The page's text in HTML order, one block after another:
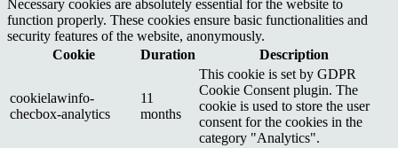
Necessary cookies are absolutely essential for the website to
function properly. These cookies ensure basic functionalities and
security features of the website, anonymously.
Cookie
Duration Description
cookielawinfo-
checbox-analytics
11
months
This cookie is set by GDPR
Cookie Consent plugin. The
cookie is used to store the user
consent for the cookies in the
category "Analytics".